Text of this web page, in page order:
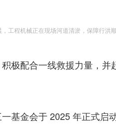
工程机械正在现场河道清淤，保障行洪顺
极配合一线救援力量，
基金会于 2025 年正式启